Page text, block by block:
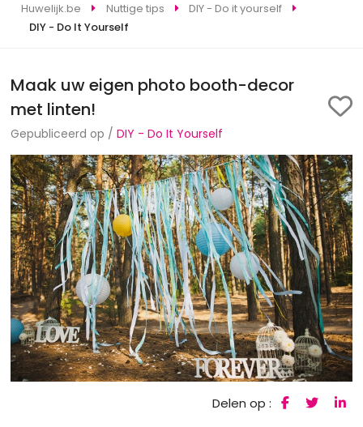
Huwelijk.be Nuttige tips
DIY - Do it yourself
DIY - Do It Yourself
Maak uw eigen photo booth-decor
met linten!
Gepubliceerd op /DIY - Do It Yourself
Delen op :